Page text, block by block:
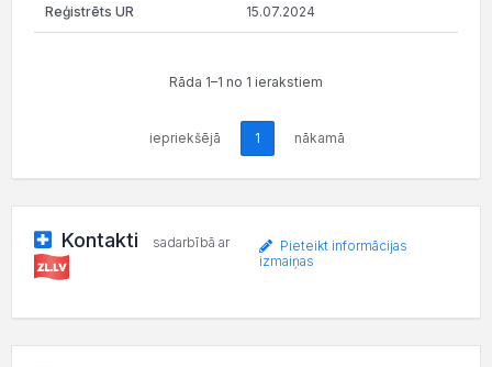
15.07.2024
Rāda 1–1 no 1 ierakstiem
iepriekšējā 1 nākamā
Kontakti sadarbībā ar
Pieteikt informācijas
izmaiņas